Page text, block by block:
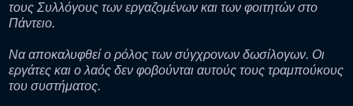
τους Συλλόγους των εργαζομένων και των φοιτητών στο
Πάντειο.
Να αποκαλυφθεί ο ρόλος των σύγχρονων δωσίλογων. Οι
εργάτες και ο λαός δεν φοβούνται αυτούς τους τραμπούκους
του συστήματος.